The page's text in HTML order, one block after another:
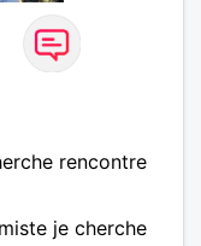
rencontre
je cherche